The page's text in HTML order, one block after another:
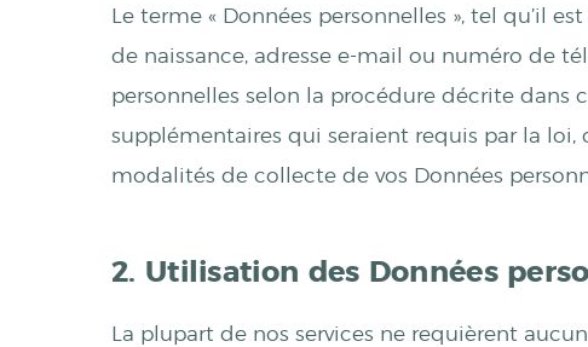
Le terme « Données personnelles », tel qu’il
de naissance, adresse e-mail ou numéro de
personnelles selon la procédure décrite dans
supplémentaires qui seraient requis par la
modalités de collecte de vos Données
2. Utilisation des Données
La plupart de nos services ne requièrent